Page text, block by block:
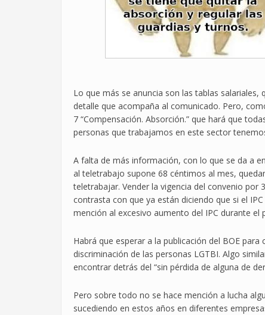
Lo que más se anuncia son las tablas
detalle que acompaña al comunicado. Pero,
7 “Compensación. Absorción.” que hará que
personas que trabajamos en este sector
A falta de más información, con lo que se da a
al teletrabajo supone 68 céntimos al mes,
teletrabajar. Vender la vigencia del convenio
contrasta con que ya están diciendo que si el
mención al excesivo aumento del IPC durante el
Habrá que esperar a la publicación del BOE
discriminación de las personas LGTBI. Algo
encontrar detrás del “sin pérdida de alguna de
Pero sobre todo no se hace mención a lucha
sucediendo en estos años en diferentes